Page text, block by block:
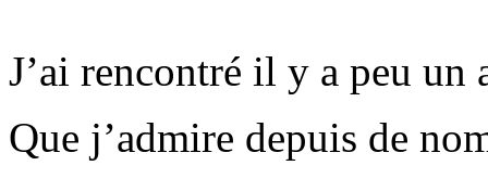
J’ai rencontré il y a peu un
Que j’admire depuis de